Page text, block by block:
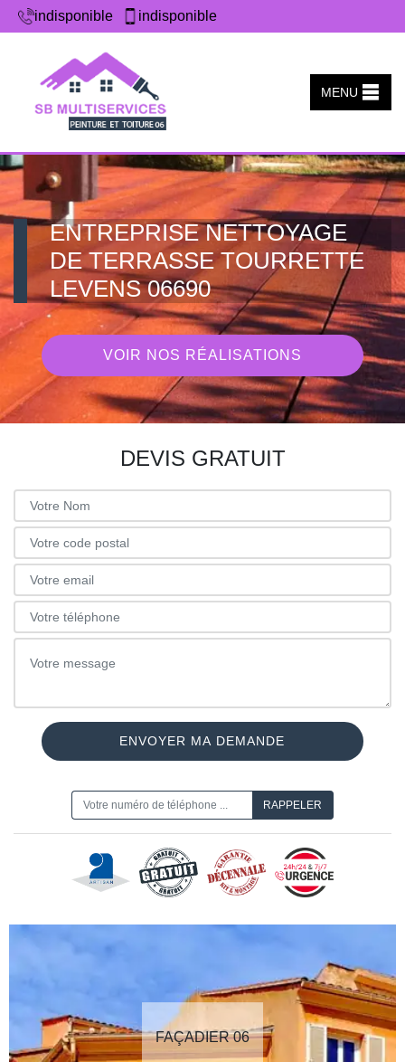
indisponible indisponible
MENU
ENTREPRISE NETTOYAGE
DE TERRASSE TOURRETTE
LEVENS 06690
VOIR NOS RÉALISATIONS
DEVIS GRATUIT
FAÇADIER 06